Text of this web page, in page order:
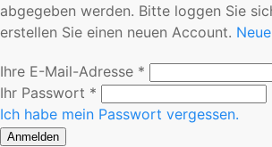
abgegeben werden. Bitte loggen Sie
erstellen Sie einen neuen Account.
Ihre E-Mail-Adresse *
Ihr Passwort *
Ich habe mein Passwort vergessen.
Anmelden